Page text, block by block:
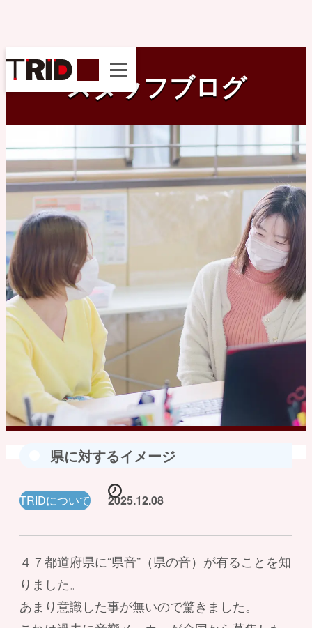
instagram
スタッフブログ
県に対するイメージ
TRIDについて 2025.12.08
４７都道府県に“県音”（県の音）が有ることを知
りました。
あまり意識した事が無いので驚きました。